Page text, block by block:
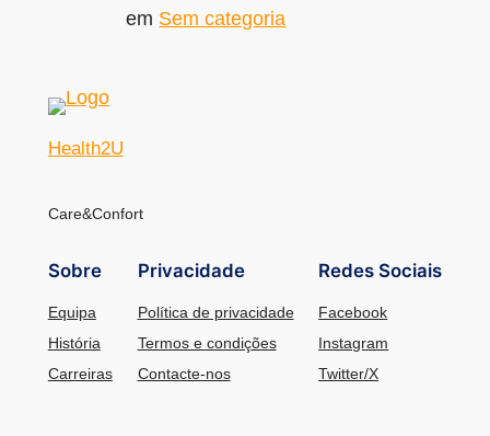
em Sem categoria
Health2U
Care&Confort
Sobre
Equipa
História
Carreiras
Privacidade
Política de privacidade
Termos e condições
Contacte-nos
Redes Sociais
Facebook
Instagram
Twitter/X